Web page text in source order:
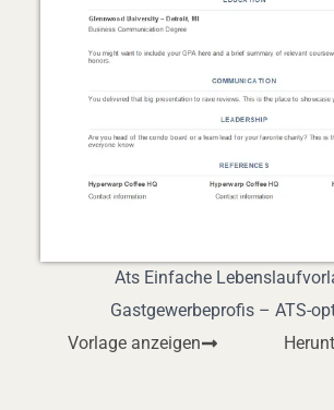
Ats Einfache
Gastgewerbeprofis – ATS-
Vorlage anzeigen